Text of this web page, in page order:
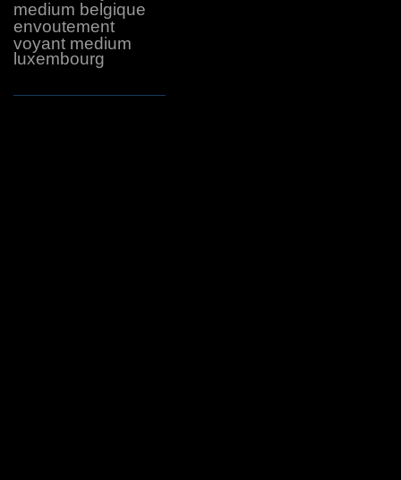
medium belgique
envoutement
voyant medium
luxembourg